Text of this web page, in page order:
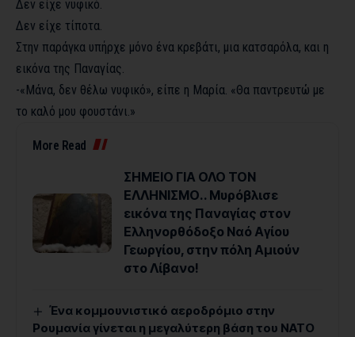
Δεν είχε νυφικό.
Δεν είχε τίποτα.
Στην παράγκα υπήρχε μόνο ένα κρεβάτι, μια κατσαρόλα, και η
εικόνα της Παναγίας.
-«Μάνα, δεν θέλω νυφικό», είπε η Μαρία. «Θα παντρευτώ με
το καλό μου φουστάνι.»
More Read
ΣΗΜΕΙΟ ΓΙΑ ΟΛΟ ΤΟΝ
ΕΛΛΗΝΙΣΜΟ.. Μυρόβλισε
εικόνα της Παναγίας στον
Ελληνορθόδοξο Ναό Αγίου
Γεωργίου, στην πόλη Αμιούν
στο Λίβανο!
Ένα κομμουνιστικό αεροδρόμιο στην
Ρουμανία γίνεται η μεγαλύτερη βάση του ΝΑΤΟ